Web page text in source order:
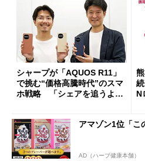
シャープが「AQUOS R11」
で挑む“価格高騰時代”のスマ
ホ戦略 「シェアを追うより
N
アマゾン1位「こ
AD（ハーブ健康本舗）